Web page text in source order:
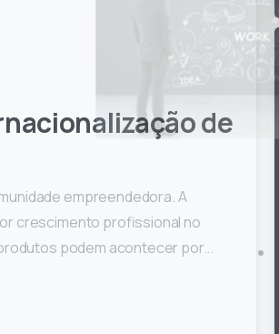
de
empreendedora. A
crescimento profissional no
podem acontecer por...